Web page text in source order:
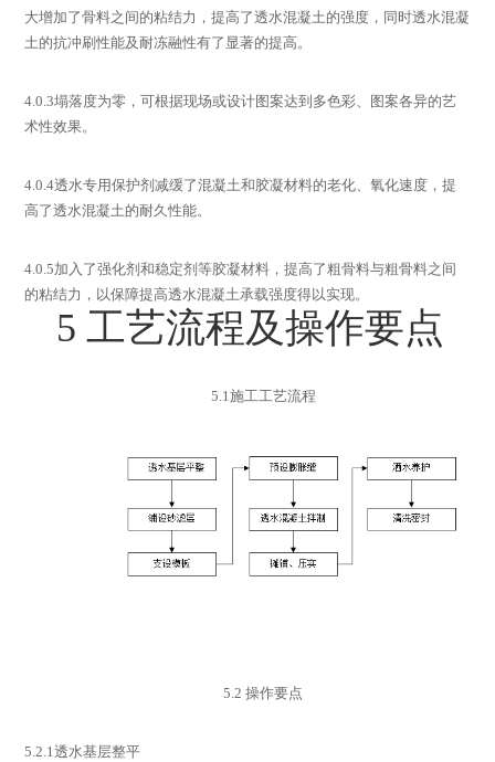
大增加了骨料之间的粘结力，提高了透水混凝土的强度，同时透水混凝
土的抗冲刷性能及耐冻融性有了显著的提高。
4.0.3塌落度为零，可根据现场或设计图案达到多色彩、图案各异的艺
术性效果。
4.0.4透水专用保护剂减缓了混凝土和胶凝材料的老化、氧化速度，提
高了透水混凝土的耐久性能。
4.0.5加入了强化剂和稳定剂等胶凝材料，提高了粗骨料与粗骨料之间
的粘结力，以保障提高透水混凝土承载强度得以实现。
5 工艺流程及操作要点
5.1施工工艺流程
5.2操作要点
5.2.1透水基层整平